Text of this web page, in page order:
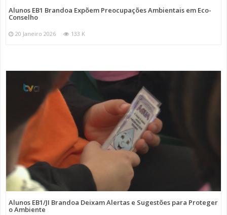
Alunos EB1 Brandoa Expõem Preocupações Ambientais em Eco-
Conselho
20 Janeiro 2026 133 K
Alunos EB1/JI Brandoa Deixam Alertas e Sugestões para Proteger
o Ambiente